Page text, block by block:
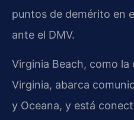
puntos de demérito en
ante el DMV.
Virginia Beach, como
Virginia, abarca
y Oceana, y está